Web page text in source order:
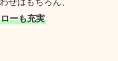
せはもちろん、
ーも充実